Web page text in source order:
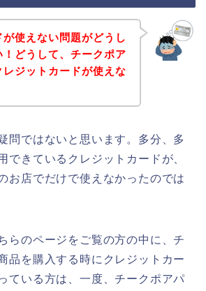
使えない問題がどうし
どうして、チークポア
ジットカードが使えな
問ではないと思います。多分、多
できているクレジットカードが、
お店でだけで使えなかったのでは
らのページをご覧の方の中に、チ
品を購入する時にクレジットカー
ている方は、一度、チークポアパ